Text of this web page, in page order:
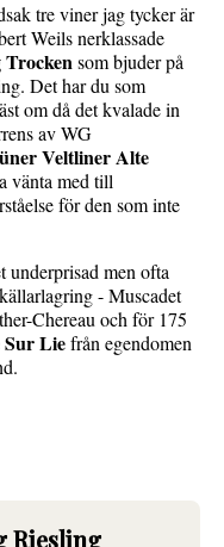
tre viner jag tycker är
Weils nerklassade
som bjuder på
Det har du som
om då det kvalade in
av WG
Veltliner Alte
vänta med till
för den som inte
underprisad men ofta
- Muscadet
Chereau och för 175
Sur Liefrån egendomen
Riesling